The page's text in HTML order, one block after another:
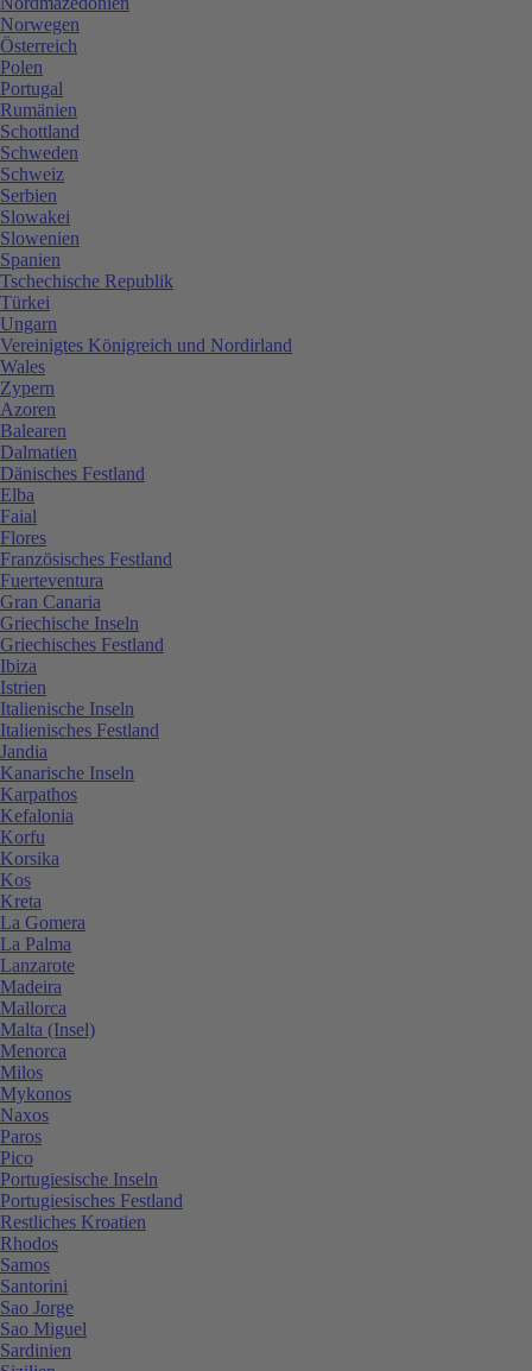
Norwegen
Österreich
Polen
Portugal
Rumänien
Schottland
Schweden
Schweiz
Serbien
Slowakei
Slowenien
Spanien
Tschechische Republik
Türkei
Ungarn
Vereinigtes Königreich und Nordirland
Wales
Zypern
Azoren
Balearen
Dalmatien
Dänisches Festland
Elba
Faial
Flores
Französisches Festland
Fuerteventura
Gran Canaria
Griechische Inseln
Griechisches Festland
Ibiza
Istrien
Italienische Inseln
Italienisches Festland
Jandia
Kanarische Inseln
Karpathos
Kefalonia
Korfu
Korsika
Kos
Kreta
La Gomera
La Palma
Lanzarote
Madeira
Mallorca
Malta (Insel)
Menorca
Milos
Mykonos
Naxos
Paros
Pico
Portugiesische Inseln
Portugiesisches Festland
Restliches Kroatien
Rhodos
Samos
Santorini
Sao Jorge
Sao Miguel
Sardinien